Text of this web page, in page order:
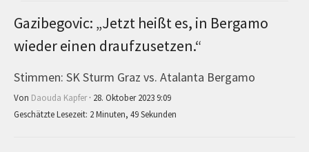
Gazibegovic: „Jetzt heißt es, in Bergamo
wieder einen draufzusetzen.“
Stimmen: SK Sturm Graz vs. Atalanta Bergamo
Von Daouda Kapfer· 28. Oktober 2023 9:09
Geschätzte Lesezeit: 2 Minuten, 49 Sekunden